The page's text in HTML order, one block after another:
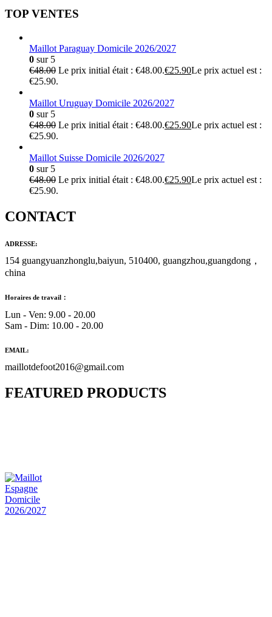
TOP VENTES
Maillot Paraguay Domicile 2026/2027
0 sur 5
€48.00 Le prix initial était : €48.00.€25.90Le prix actuel est :
€25.90.
Maillot Uruguay Domicile 2026/2027
0 sur 5
€48.00 Le prix initial était : €48.00.€25.90Le prix actuel est :
€25.90.
Maillot Suisse Domicile 2026/2027
0 sur 5
€48.00 Le prix initial était : €48.00.€25.90Le prix actuel est :
€25.90.
CONTACT
ADRESSE:
154 guangyuanzhonglu,baiyun, 510400, guangzhou,guangdong，
china
Horaires de travail：
Lun - Ven: 9.00 - 20.00
Sam - Dim: 10.00 - 20.00
EMAIL:
maillotdefoot2016@gmail.com
FEATURED PRODUCTS